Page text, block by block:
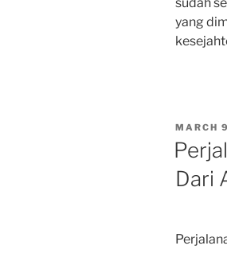
yang
POSTED
ON
MARCH
Dari